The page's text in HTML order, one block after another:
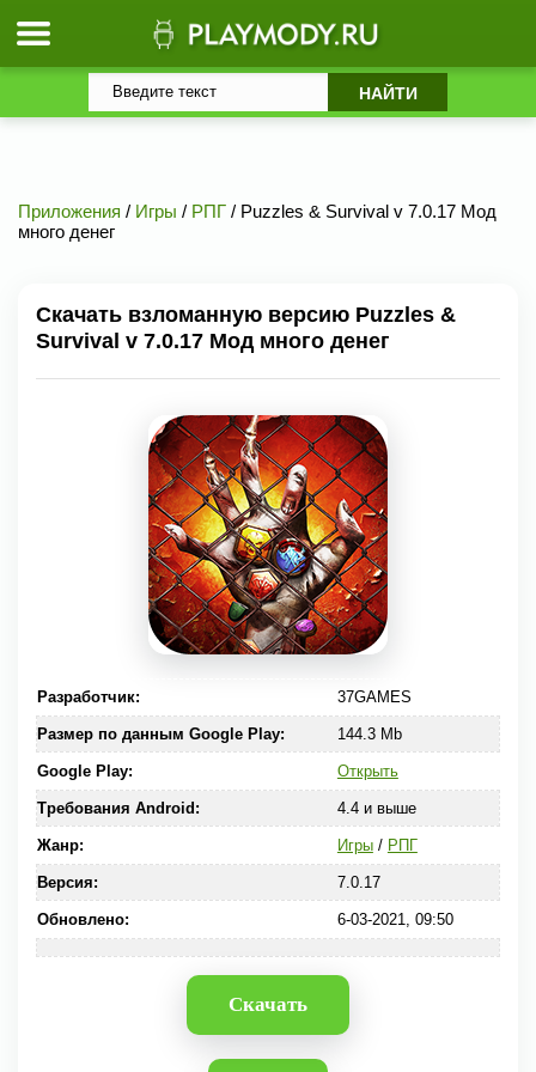
Приложения / Игры / РПГ / Puzzles & Survival v 7.0.17 Мод
много денег
Скачать взломанную версию Puzzles &
Survival v 7.0.17 Мод много денег
Разработчик: 37GAMES
Размер по данным Google Play: 144.3 Mb
Google Play: Открыть
Требования Android: 4.4 и выше
Жанр: Игры/ РПГ
Версия: 7.0.17
Обновлено: 6-03-2021, 09:50
Скачать